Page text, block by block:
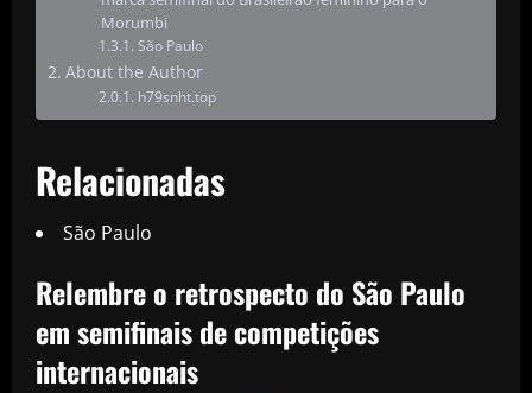
Morumbi
São Paulo
About the Author
h79snht.top
Relacionadas
São Paulo
Relembre o retrospecto do São Paulo
em semifinais de competições
internacionais